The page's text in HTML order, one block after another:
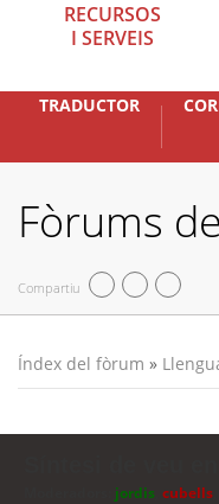
RECURSOS
I SERVEIS
TRADUCTOR
Fòrums
Compartiu
Índex del fòrum »
jordis cubells